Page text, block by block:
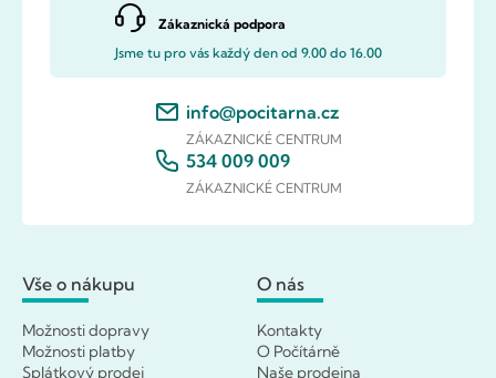
Zákaznická podpora
Jsme tu pro vás každý den od 9.00 do 16.00
info@pocitarna.cz
ZÁKAZNICKÉ CENTRUM
534 009 009
ZÁKAZNICKÉ CENTRUM
Vše o nákupu
Možnosti dopravy
Možnosti platby
Splátkový prodej
O nás
Kontakty
O Počítárně
Naše prodejna